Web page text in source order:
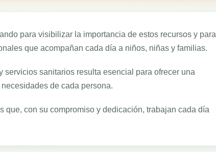
para visibilizar la importancia de estos recursos y para
que acompañan cada día a niños, niñas y familias.
servicios sanitarios resulta esencial para ofrecer una
de cada persona.
que, con su compromiso y dedicación, trabajan cada día